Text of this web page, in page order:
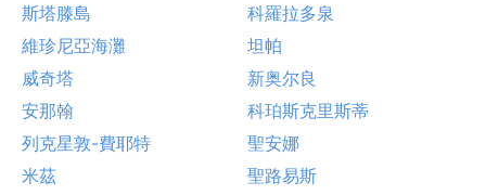
斯塔滕島
科羅拉多泉
維珍尼亞海灘
坦帕
威奇塔
新奥尔良
安那翰
科珀斯克里斯蒂
列克星敦-費耶特
聖安娜
米茲
聖路易斯